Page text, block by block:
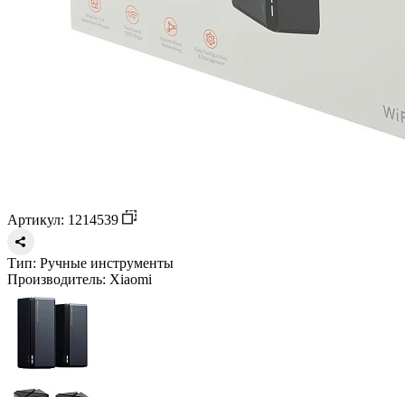
Артикул: 1214539
Тип: Ручные инструменты
Производитель: Xiaomi